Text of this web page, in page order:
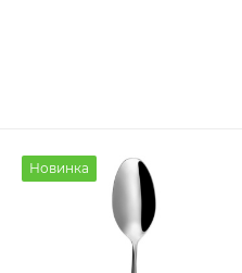
Новинка